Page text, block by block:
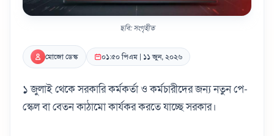
ছবি: সংগৃহীত
মোজো ডেস্ক ০১:৫০ পিএম | ১১ জুন, ২০২৬
১ জুলাই থেকে সরকারি কর্মকর্তা ও কর্মচারীদের জন্য নতুন পে-
স্কেল বা বেতন কাঠামো কার্যকর করতে যাচ্ছে সরকার।